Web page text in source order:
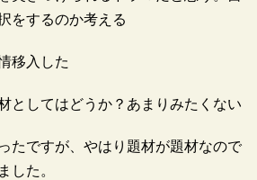
をするのか考える
移入した
としてはどうか？あまりみたくない
たですが、やはり題材が題材なので
した。